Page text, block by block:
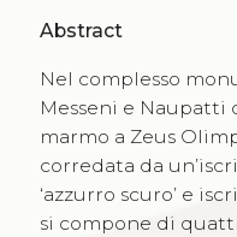
Abstract
Nel complesso
Messeni e Naupatti
marmo a Zeus
corredata da
‘azzurro scuro’ e
si compone di